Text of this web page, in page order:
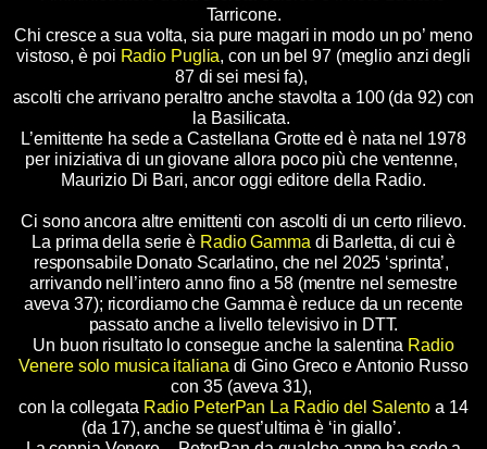
Tarricone.
Chi cresce a sua volta, sia pure magari in modo un po’ meno
vistoso, è poi Radio Puglia, con un bel 97 (meglio anzi degli
87 di sei mesi fa),
ascolti che arrivano peraltro anche stavolta a 100 (da 92) con
la Basilicata.
L’emittente ha sede a Castellana Grotte ed è nata nel 1978
per iniziativa di un giovane allora poco più che ventenne,
Maurizio Di Bari, ancor oggi editore della Radio.
Ci sono ancora altre emittenti con ascolti di un certo rilievo.
La prima della serie è Radio Gamma di Barletta, di cui è
responsabile Donato Scarlatino, che nel 2025 ‘sprinta’,
arrivando nell’intero anno fino a 58 (mentre nel semestre
aveva 37); ricordiamo che Gamma è reduce da un recente
passato anche a livello televisivo in DTT.
Un buon risultato lo consegue anche la salentina Radio
Venere solo musica italiana di Gino Greco e Antonio Russo
con 35 (aveva 31),
con la collegata Radio PeterPan La Radio del Salento a 14
(da 17), anche se quest’ultima è ‘in giallo’.